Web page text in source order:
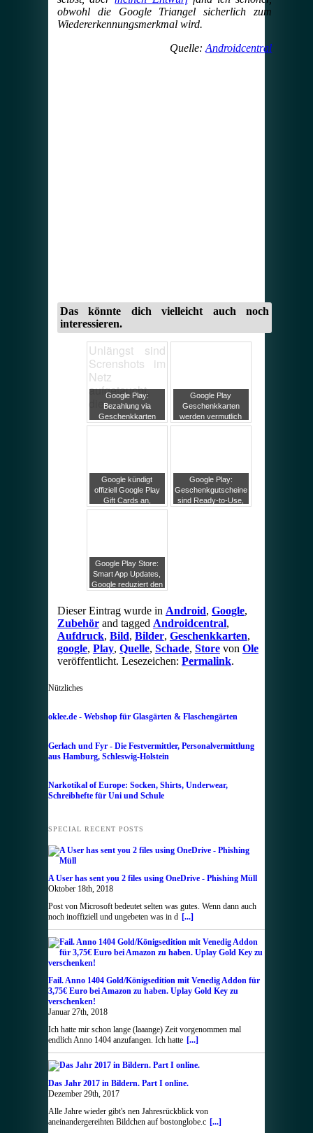
obwohl die Google Triangel sicherlich zum
Wiedererkennungsmerkmal wird.
Quelle:Androidcentral
Das könnte dich vielleicht auch noch
interessieren.
Unlängst sind
Screnshots im
Netz
aufgetaucht,
Google Play:
Bezahlung via
Geschenkkarten
bald auch im Play
Google Play
Geschenkkarten
werden vermutlich
am 26. August in den
Google kündigt
offiziell Google Play
Gift Cards an,
Geschenkgutscheine
Google Play:
Geschenkgutscheine
sind Ready-to-Use,
Google Play Store:
Smart App Updates,
Google reduziert den
durch inkrementelle
Updates
Dieser Eintrag wurde in Android, Google,
Zubehörand tagged Androidcentral,
Aufdruck, Bild, Bilder, Geschenkkarten,
google, Play, Quelle, Schade, Storevon Ole
veröffentlicht. Lesezeichen: Permalink.
Nützliches
oklee.de - Webshop für Glasgärten & Flaschengärten
Gerlach und Fyr - Die Festvermittler, Personalvermittlung
aus Hamburg, Schleswig-Holstein
Narkotikal of Europe: Socken, Shirts, Underwear,
Schreibhefte für Uni und Schule
SPECIAL RECENT POSTS
A User has sent you 2 files using OneDrive - Phishing Müll
Oktober 18th, 2018
Post von Microsoft bedeutet selten was gutes. Wenn dann auch
noch inoffiziell und ungebeten was in d [...]
Fail. Anno 1404 Gold/Königsedition mit Venedig Addon für
3,75€ Euro bei Amazon zu haben. Uplay Gold Key zu
verschenken!
Januar 27th, 2018
Ich hatte mir schon lange (laaange) Zeit vorgenommen mal
endlich Anno 1404 anzufangen. Ich hatte [...]
Das Jahr 2017 in Bildern. Part I online.
Dezember 29th, 2017
Alle Jahre wieder gibt's nen Jahresrückblick von
aneinandergereihten Bildchen auf bostonglobe.c [...]